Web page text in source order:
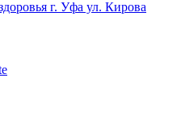
г. Уфа ул. Кирова